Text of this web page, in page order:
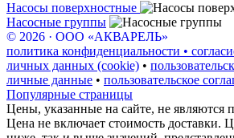
Насосы поверхностные
Насосные группы
© 2026 · ООО «АКВАРЕЛЬ»
политика конфиденциальности •
личных данных (cookie) •
личные данные • пользовательское
Популярные страницы
Цены, указанные на сайте, не являются
Цена не включает стоимость доставки.